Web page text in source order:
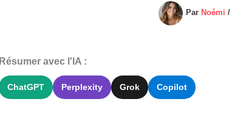
Par Noémi /
Résumer avec l'IA :
ChatGPT Perplexity Grok Copilot